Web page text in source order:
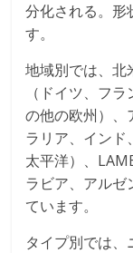
分化される。形
す。
地域別では、北
（ドイツ、フ
の他の欧州）、
ラリア、インド
太平洋）、
ラビア、アルゼ
ています。
タイプ別では